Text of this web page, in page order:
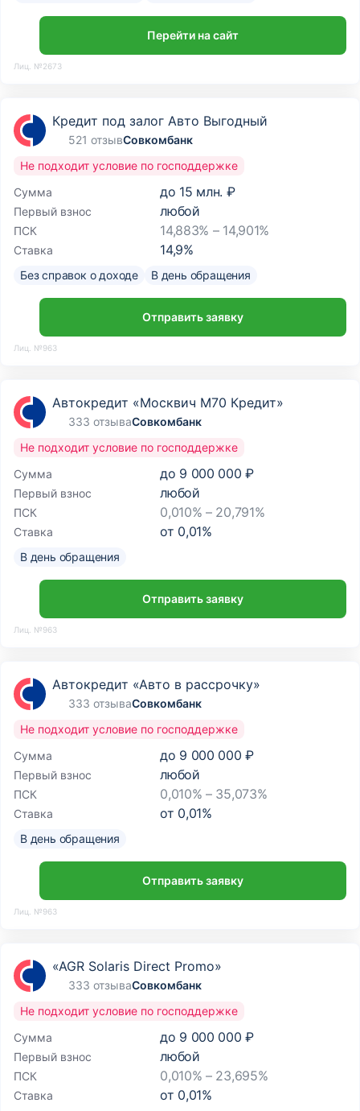
Перейти на сайт
Лиц. №2673
Кредит под залог Авто Выгодный
521 отзывСовкомбанк
Сумма до 15 млн. ₽
Первый взнос любой
ПСК 14,883% – 14,901%
Ставка 14,9%
Не подходит условие по господдержке
Без справок о доходе В день обращения
Отправить заявку
Лиц. №963
Автокредит «Москвич М70 Кредит»
333 отзываСовкомбанк
Сумма до 9 000 000 ₽
Первый взнос любой
ПСК 0,010% – 20,791%
Ставка от 0,01%
Не подходит условие по господдержке
В день обращения
Отправить заявку
Лиц. №963
Автокредит «Авто в рассрочку»
333 отзываСовкомбанк
Сумма до 9 000 000 ₽
Первый взнос любой
ПСК 0,010% – 35,073%
Ставка от 0,01%
Не подходит условие по господдержке
В день обращения
Отправить заявку
Лиц. №963
«AGR Solaris Direct Promo»
333 отзываСовкомбанк
Сумма до 9 000 000 ₽
Первый взнос любой
ПСК 0,010% – 23,695%
Ставка от 0,01%
Не подходит условие по господдержке